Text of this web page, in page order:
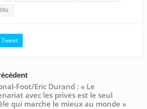
Tweet
Foot/Eric Durand : « Le
avec les privés est le seul
qui marche le mieux au monde »